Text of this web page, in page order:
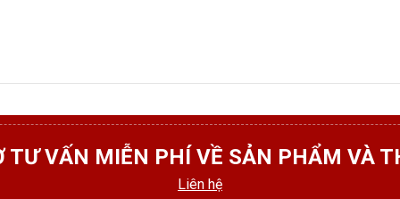
TƯ VẤN MIỄN PHÍ VỀ SẢN PHẨM VÀ
Liên hệ